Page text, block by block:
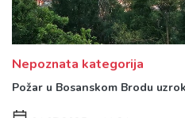
Nepoznata kategorija
Požar u Bosanskom Brodu